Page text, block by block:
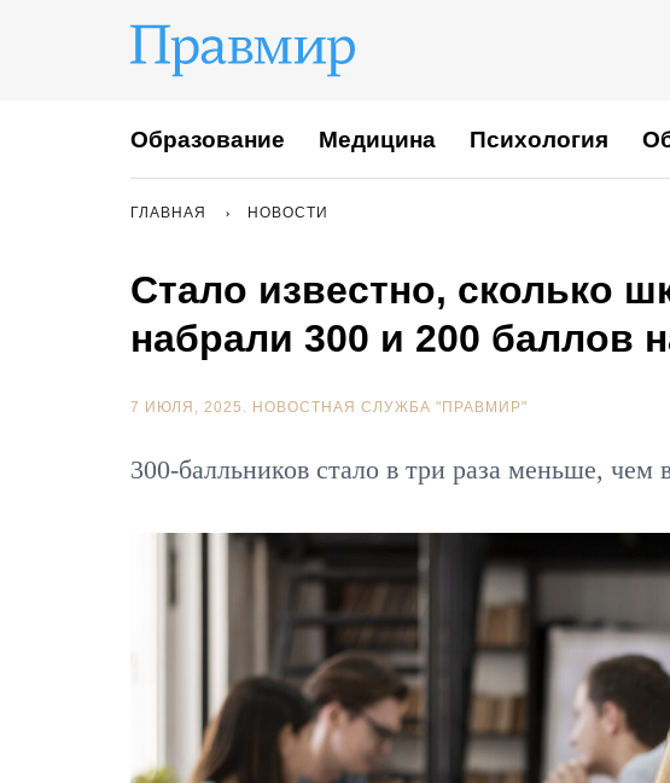
Образование Медицина Психология
ГЛАВНАЯ НОВОСТИ
Стало известно, сколько
набрали 300 и 200 баллов
7 ИЮЛЯ, 2025. НОВОСТНАЯ СЛУЖБА "ПРАВМИР"
300-балльников стало в три раза меньше, чем